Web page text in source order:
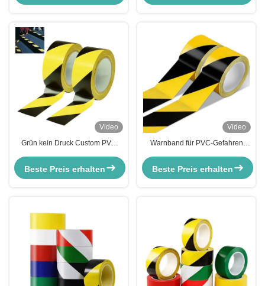
Video
Grün kein Druck Custom PVC
selbstklebend
Beste Preis erhalten
Video
Warnband für PVC-Gefahren
Bandroll
Beste Preis erhalten